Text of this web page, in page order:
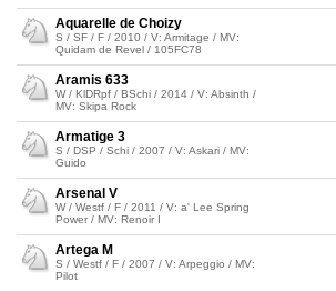
Aquarelle de Choizy
S / SF / F / 2010 / V: Armitage / MV:
Quidam de Revel / 105FC78
Aramis 633
W / KlDRpf / BSchi / 2014 / V: Absinth /
MV: Skipa Rock
Armatige 3
S / DSP / Schi / 2007 / V: Askari / MV:
Guido
Arsenal V
W / Westf / F / 2011 / V: a' Lee Spring
Power / MV: Renoir I
Artega M
S / Westf / F / 2007 / V: Arpeggio / MV:
Pilot